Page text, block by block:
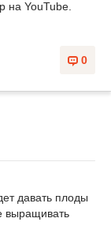
на YouTube.
0
давать плоды
выращивать